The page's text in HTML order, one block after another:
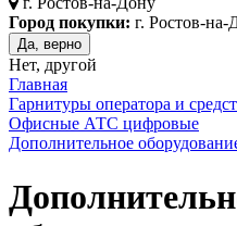
Город покупки: г. Ростов-на-
Да, верно
Нет, другой
Главная
Гарнитуры оператора и
Офисные АТС цифровые
Дополнительное